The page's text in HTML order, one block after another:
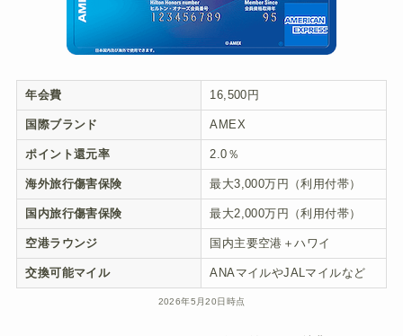
年会費 16,500円
国際ブランド AMEX
ポイント還元率 2.0％
海外旅行傷害保険 最大3,000万円（利用付帯）
国内旅行傷害保険 最大2,000万円（利用付帯）
空港ラウンジ 国内主要空港＋ハワイ
交換可能マイル ANAマイルやJALマイルなど
2026年5月20日時点